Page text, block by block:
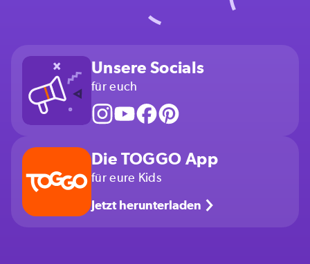
Unsere Socials
für euch
Die TOGGO App
für eure Kids
Jetzt herunterladen